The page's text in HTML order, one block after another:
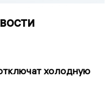
холодную